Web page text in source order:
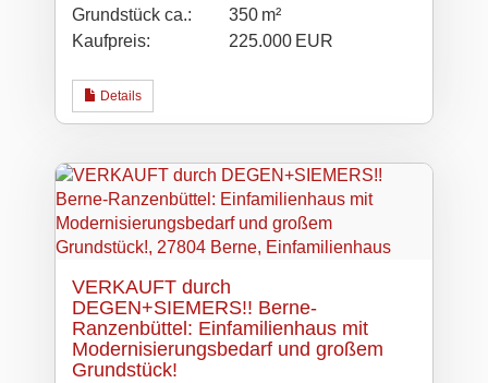
Grund­stück ca.:
350 m²
Kaufpreis:
225.000 EUR
Details
VERKAUFT durch
DEGEN+SIEMERS!! Berne-
Ranzenbüttel: Einfamilienhaus mit
Modernisierungsbedarf und großem
Grundstück!